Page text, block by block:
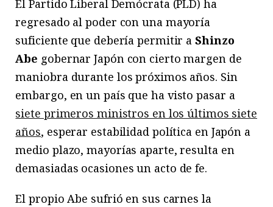
El Partido Liberal Demócrata (PLD) ha
regresado al poder con una mayoría
suficiente que debería permitir aShinzo
Abe gobernar Japón con cierto margen de
maniobra durante los próximos años. Sin
embargo, en un país que ha visto pasar a
siete primeros ministros en los últimos siete
años, esperar estabilidad política en Japón a
medio plazo, mayorías aparte, resulta en
demasiadas ocasiones un acto de fe.
El propio Abe sufrió en sus carnes la